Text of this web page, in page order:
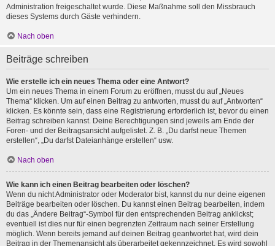
Administration freigeschaltet wurde. Diese Maßnahme soll den Missbrauch
dieses Systems durch Gäste verhindern.
Nach oben
Beiträge schreiben
Wie erstelle ich ein neues Thema oder eine Antwort?
Um ein neues Thema in einem Forum zu eröffnen, musst du auf „Neues
Thema“ klicken. Um auf einen Beitrag zu antworten, musst du auf „Antworten“
klicken. Es könnte sein, dass eine Registrierung erforderlich ist, bevor du einen
Beitrag schreiben kannst. Deine Berechtigungen sind jeweils am Ende der
Foren- und der Beitragsansicht aufgelistet. Z. B. „Du darfst neue Themen
erstellen“, „Du darfst Dateianhänge erstellen“ usw.
Nach oben
Wie kann ich einen Beitrag bearbeiten oder löschen?
Wenn du nicht Administrator oder Moderator bist, kannst du nur deine eigenen
Beiträge bearbeiten oder löschen. Du kannst einen Beitrag bearbeiten, indem
du das „Ändere Beitrag“-Symbol für den entsprechenden Beitrag anklickst;
eventuell ist dies nur für einen begrenzten Zeitraum nach seiner Erstellung
möglich. Wenn bereits jemand auf deinen Beitrag geantwortet hat, wird dein
Beitrag in der Themenansicht als überarbeitet gekennzeichnet. Es wird sowohl